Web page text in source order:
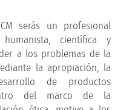
serás un profesional
científica y
a los problemas de la
la apropiación, la
de productos
del marco de la